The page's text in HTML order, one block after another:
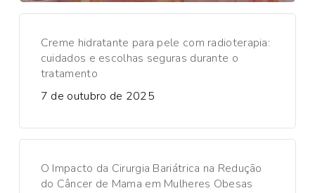
Creme hidratante para pele com radioterapia:
cuidados e escolhas seguras durante o
tratamento
7 de outubro de 2025
O Impacto da Cirurgia Bariátrica na Redução
do Câncer de Mama em Mulheres Obesas